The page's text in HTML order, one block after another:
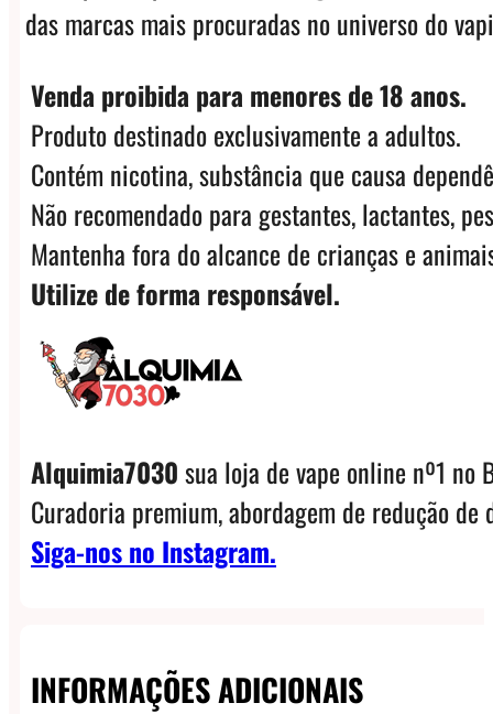
das marcas mais procuradas no universo do
Venda proibida para menores de 18 anos.
Produto destinado exclusivamente a adultos.
Contém nicotina, substância que causa
Não recomendado para gestantes, lactantes,
Mantenha fora do alcance de crianças e
Utilize de forma responsável.
Alquimia7030sua loja de vape online nº1 no
Curadoria premium, abordagem de redução
Siga-nos no Instagram.
INFORMAÇÕES ADICIONAIS